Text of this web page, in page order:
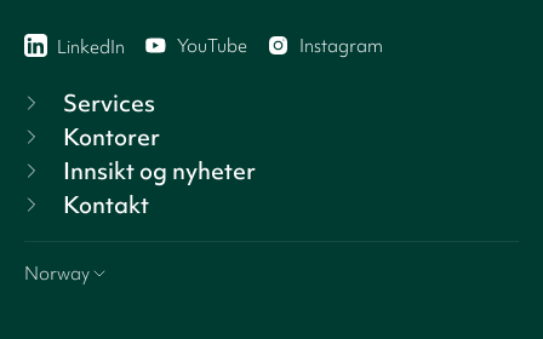
LinkedIn YouTube Instagram
Services
Kontorer
Innsikt og nyheter
Kontakt
Norway